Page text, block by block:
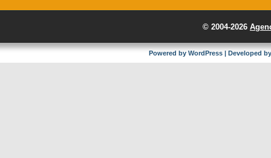
© 2004-2026
Powered by WordPress| Developed